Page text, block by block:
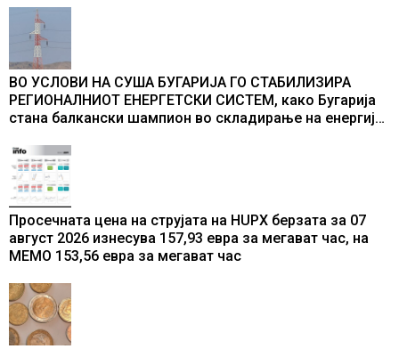
ВО УСЛОВИ НА СУША БУГАРИЈА ГО СТАБИЛИЗИРА
РЕГИОНАЛНИОТ ЕНЕРГЕТСКИ СИСТЕМ, како Бугарија
стана балкански шампион во складирање на енергија
Просечната цена на струјата на HUPX берзата за 07
август 2026 изнесува 157,93 евра за мегават час, на
МЕМО 153,56 евра за мегават час